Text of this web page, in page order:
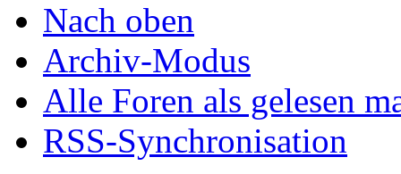
Nach oben
Archiv-Modus
Alle Foren als gelesen
RSS-Synchronisation